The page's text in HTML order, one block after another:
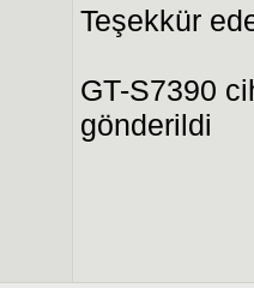
Teşekkür
GT-S7390
gönderildi